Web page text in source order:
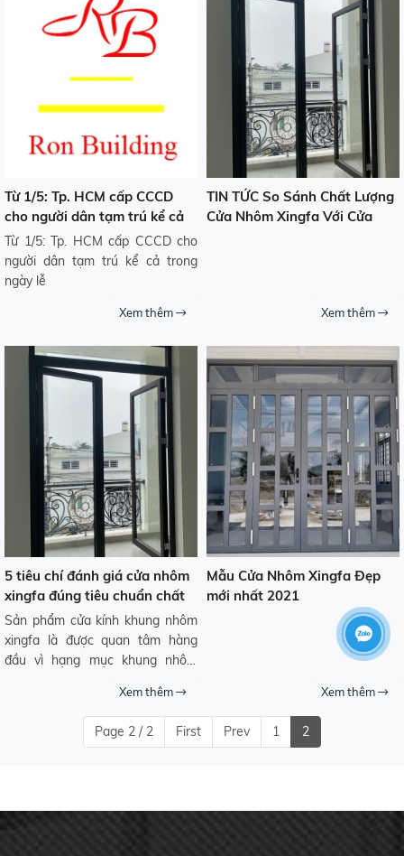
Từ 1/5: Tp. HCM cấp CCCD
cho người dân tạm trú kể cả
trong ngày lễ
Từ 1/5: Tp. HCM cấp CCCD cho
người dân tạm trú kể cả trong
ngày lễ
Xem thêm
TIN TỨC So Sánh Chất Lượng
Cửa Nhôm Xingfa Với Cửa
Xem thêm
5 tiêu chí đánh giá cửa nhôm
xingfa đúng tiêu chuẩn chất
lượng
Sản phẩm cửa kính khung nhôm
xingfa là được quan tâm hàng
đầu vì hạng mục khung nhôm
lớn, và có quá nhiều loại cửa
nhôm trên thị trường, khiến
khách hàng bối rối trong quá
Xem thêm
Mẫu Cửa Nhôm Xingfa Đẹp
mới nhất 2021
Xem thêm
Page 2 / 2 First Prev 1 2